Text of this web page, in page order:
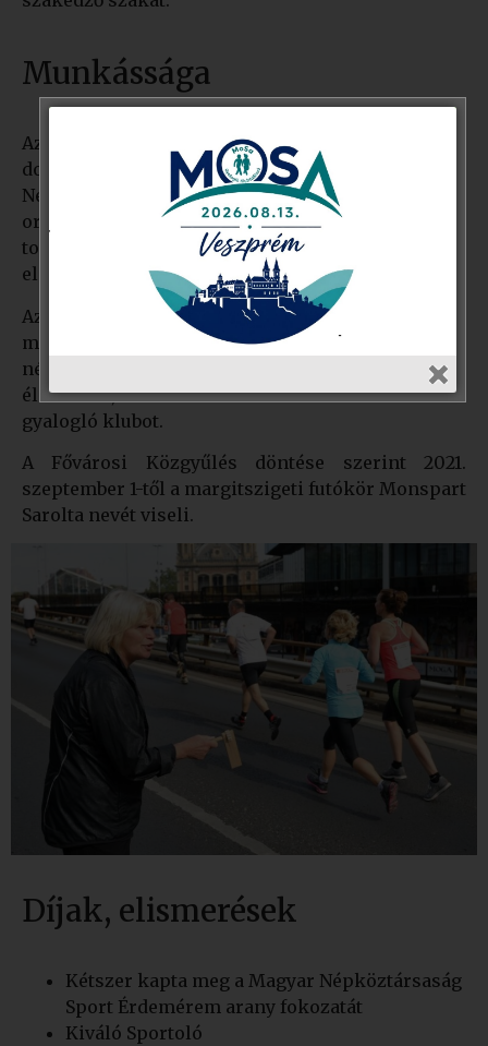
Munkássága
Az Országos Egészségfejlesztési Intézetben
dolgozott, egyebek mellett a Johan Béla
Népegészségügyi Programban vett részt, az Avon
országos női mozgásprogram szakmai vezetője,
továbbá a Wesselényi Miklós Sport Közalapítvány
elnöke volt 2004 októberéig.
Az Országos Gyalogló Idősek Klubhálózata
megszervezésével nyugdíjasoknak
népszerűsítette a mozgást, az aktív és egészséges
életmódot, továbbá három kerületben vezetett
gyalogló klubot.
A Fővárosi Közgyűlés döntése szerint 2021.
szeptember 1-től a margitszigeti futókör Monspart
Sarolta nevét viseli.
Díjak, elismerések
Kétszer kapta meg a Magyar Népköztársaság
Sport Érdemérem arany fokozatát
Kiváló Sportoló